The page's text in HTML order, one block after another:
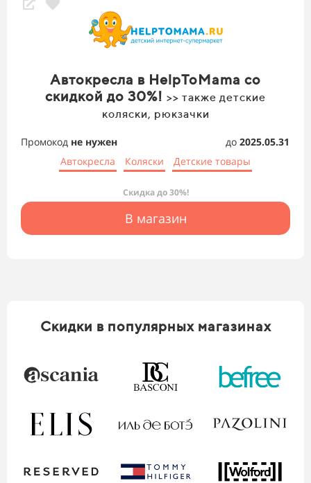
Автокресла в HelpToMama со
скидкой до 30%! >> также детские
коляски, рюкзачки
Промокод не нужен до 2025.05.31
Автокресла
Коляски Детские товары
Скидка до 30%!
В магазин
Скидки в популярных магазинах